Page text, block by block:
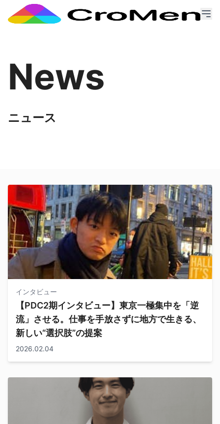
News
ニュース
インタビュー
【PDC2期インタビュー】東京一極集中を「逆
流」させる。仕事を手放さずに地方で生きる、
新しい“選択肢”の提案
2026.02.04